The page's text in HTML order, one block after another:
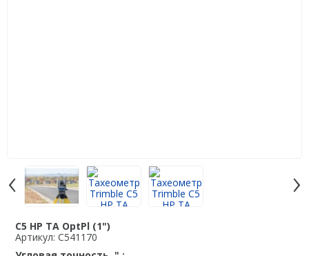
Аксессуары для лазерного сканирования
Контроллеры
EFIX
‹ ›
C5 HP TA OptPl (1")
Артикул: C541170